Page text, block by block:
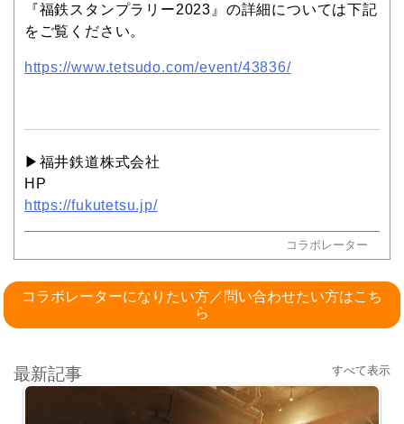
『福鉄スタンプラリー2023』の詳細については下記
をご覧ください。
https://www.tetsudo.com/event/43836/
▶︎福井鉄道株式会社
HP
https://fukutetsu.jp/
コラボレーター
コラボレーターになりたい方／問い合わせたい方はこち
ら
最新記事 すべて表示